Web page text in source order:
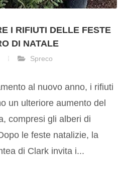
I RIFIUTI DELLE FESTE
DI NATALE
Spreco
al nuovo anno, i rifiuti
un ulteriore aumento del
compresi gli alberi di
le feste natalizie, la
di Clark invita i...